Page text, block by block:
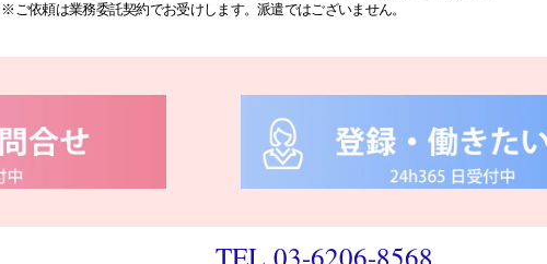
※ご依頼は業務委託契約でお受けします。派遣ではございません。